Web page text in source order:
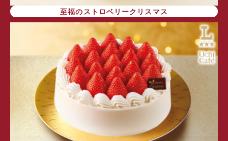
至福のストロベリークリスマス